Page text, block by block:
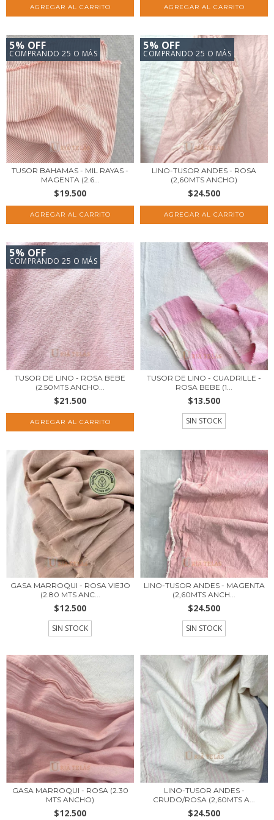
5% OFF
COMPRANDO 25 O MÁS
TUSOR BAHAMAS - MIL RAYAS -
MAGENTA (2.6...
$19.500
5% OFF
COMPRANDO 25 O MÁS
LINO-TUSOR ANDES - ROSA
(2,60MTS ANCHO)
$24.500
5% OFF
COMPRANDO 25 O MÁS
TUSOR DE LINO - ROSA BEBE
(2.50MTS ANCHO...
$21.500
TUSOR DE LINO - CUADRILLE -
ROSA BEBE (1...
$13.500
SIN STOCK
GASA MARROQUI - ROSA VIEJO
(2.80 MTS ANC...
$12.500
SIN STOCK
LINO-TUSOR ANDES - MAGENTA
(2,60MTS ANCH...
$24.500
SIN STOCK
GASA MARROQUI - ROSA (2.30
MTS ANCHO)
$12.500
LINO-TUSOR ANDES -
CRUDO/ROSA (2,60MTS A...
$24.500